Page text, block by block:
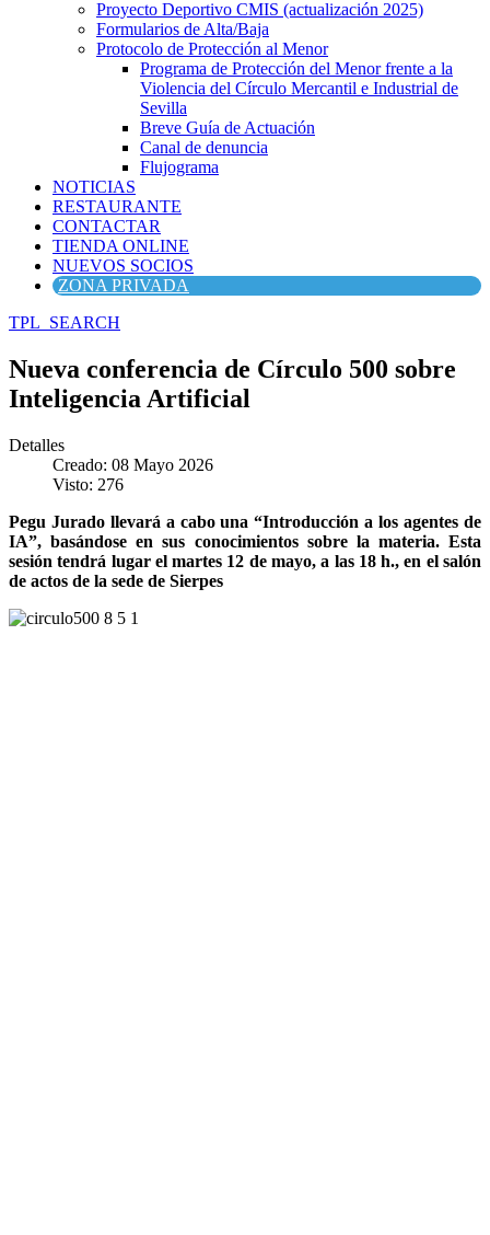
Proyecto Deportivo CMIS (actualización 2025)
Formularios de Alta/Baja
Protocolo de Protección al Menor
Programa de Protección del Menor frente a la
Violencia del Círculo Mercantil e Industrial de
Sevilla
Breve Guía de Actuación
Canal de denuncia
Flujograma
NOTICIAS
RESTAURANTE
CONTACTAR
TIENDA ONLINE
NUEVOS SOCIOS
ZONA PRIVADA
TPL_SEARCH
Nueva conferencia de Círculo 500 sobre
Inteligencia Artificial
Detalles
Creado: 08 Mayo 2026
Visto: 276
Pegu Jurado llevará a cabo una “Introducción a los agentes de
IA”, basándose en sus conocimientos sobre la materia. Esta
sesión tendrá lugar el martes 12 de mayo, a las 18 h., en el salón
de actos de la sede de Sierpes